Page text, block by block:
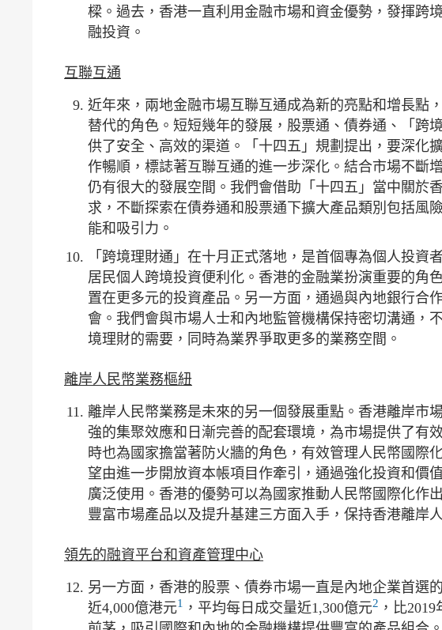
樑。過去，香港一直利用金融市場和資金優勢，發揮跨
融投資。
互聯互通
近年來，兩地金融市場互聯互通成為新的亮點和增長點
替代的角色。短短幾年的發展，股票通、債券通、「跨
供了安全、高效的渠道。「十四五」規劃提出，要深化
作暢順，標誌著互聯互通的進一步深化。結合市場不斷
仍有很大的發展空間。我們會借助「十四五」當中關於
求，不斷探索在債券通和股票通下擴大產品類別包括風
能和吸引力。
「跨境理財通」在十月正式落地，是首個專為個人投
居民個人跨境投資便利化。香港的金融業扮演重要的角
置在更多元的投資產品。另一方面，通過與內地銀行合
會。我們會與市場人士和內地監管機構保持密切溝通，
境理財的需要，同時為業界爭取更多的業務空間。
離岸人民幣業務樞紐
離岸人民幣業務是未來的另一個發展重點。香港離岸市
強的集聚效應和日漸完善的配套環境，為市場提供了有
時也為國家擔當著防火牆的角色，有效管理人民幣國際
望由進一步開放資本帳項目作牽引，通過強化投資和價
廣泛使用。香港的優勢可以為國家推動人民幣國際化作
豐富市場產品以及提升基建三方面入手，保持香港離岸
領先的融資平台和資產管理中心
另一方面，香港的股票、債券市場一直是內地企業首選
近4,000億港元1 ，平均每日成交量近1,300億元2 ，比